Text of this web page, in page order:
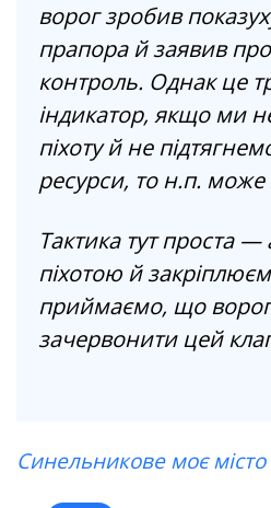
ворог зробив
прапора й заявив
контроль. Однак це
індикатор, якщо ми
піхоту й не
ресурси, то н.п. може
Тактика тут проста
піхотою й
приймаємо, що
зачервонити цей
Синельникове моє місто